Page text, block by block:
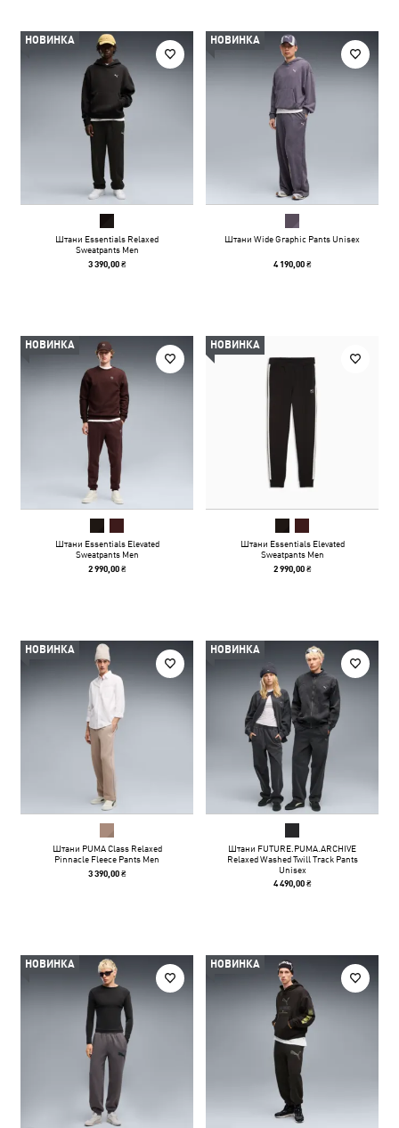
НОВИНКА
Штани Essentials Relaxed
Sweatpants Men
3 390,00 ₴
НОВИНКА
Штани Wide Graphic Pants Unisex
4 190,00 ₴
НОВИНКА
Штани Essentials Elevated
Sweatpants Men
2 990,00 ₴
НОВИНКА
Штани Essentials Elevated
Sweatpants Men
2 990,00 ₴
НОВИНКА
Штани PUMA Class Relaxed
Pinnacle Fleece Pants Men
3 390,00 ₴
НОВИНКА
Штани FUTURE.PUMA.ARCHIVE
Relaxed Washed Twill Track Pants
Unisex
4 490,00 ₴
НОВИНКА НОВИНКА